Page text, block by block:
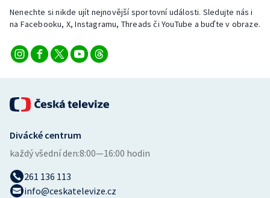
Sportovní střelba
Stolní tenis
Triatlon
Veslování
Vodní slalom
Ostatní
Nenechte si nikde ujít nejnovější sportovní události. Sledujte nás i
na Facebooku, X, Instagramu, Threads či YouTube a buďte v obraze.
Divácké centrum
každý všední den:8:00—16:00 hodin
261 136 113
info@ceskatelevize.cz